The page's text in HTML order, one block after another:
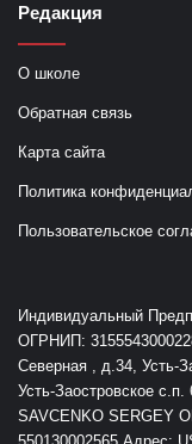
Редакция
О школе
Обратная связь
Карта сайта
Политика
Пользовательское
Индивидуальный
ОГРНИП:
Северная , д.34, Усть-
Усть-Заостровское
SAVCENKO SERGEY